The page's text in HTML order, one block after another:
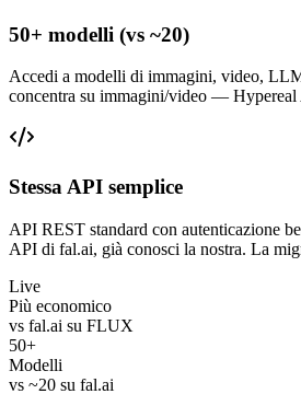
50+ modelli (vs ~20)
Accedi a modelli di immagini, video,
concentra su immagini/video — Hypereal
Stessa API semplice
API REST standard con autenticazione
API di fal.ai, già conosci la nostra. La
Live
Più economico
vs fal.ai su FLUX
50+
Modelli
vs ~20 su fal.ai